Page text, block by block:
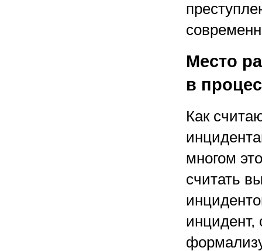
Место
в
Как
многом
считать